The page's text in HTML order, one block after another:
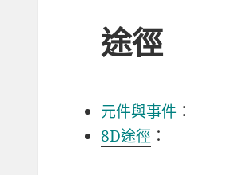
途徑
元件與事件 ：
8D途徑 ：